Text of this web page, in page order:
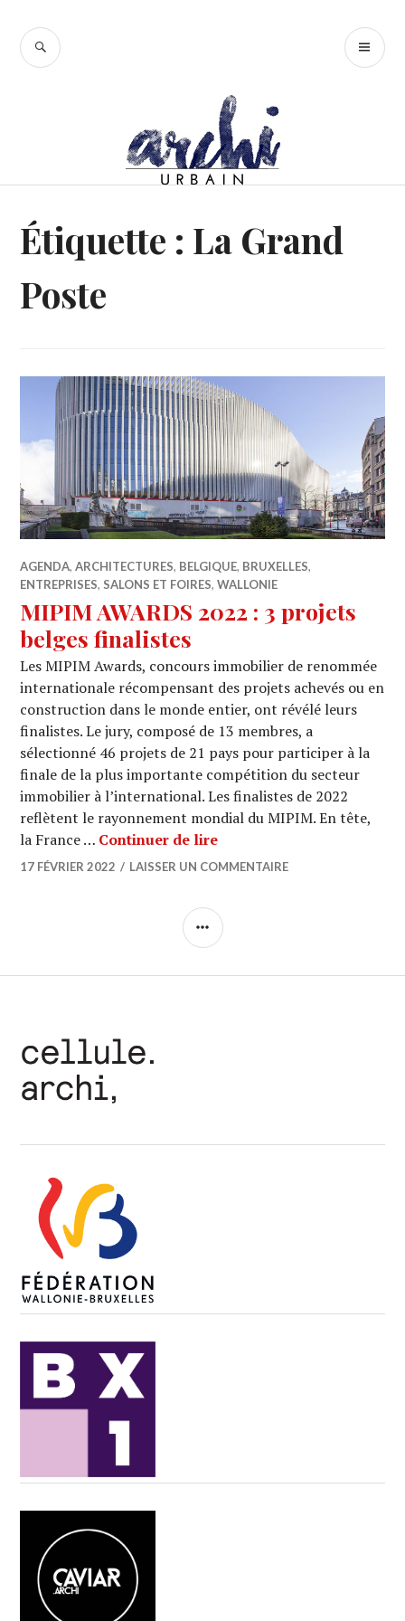
contenu
RECHERCHE
Étiquette : La Grand
Poste
AGENDA,ARCHITECTURES, BELGIQUE, BRUXELLES,
ENTREPRISES, SALONS ET FOIRES,WALLONIE
MIPIM AWARDS 2022 : 3 projets
belges finalistes
Les MIPIM Awards, concours immobilier de renommée
internationale récompensant des projets achevés ou en
construction dans le monde entier, ont révélé leurs
finalistes. Le jury, composé de 13 membres, a
sélectionné 46 projets de 21 pays pour participer à la
finale de la plus importante compétition du secteur
immobilier à l’international. Les finalistes de 2022
reflètent le rayonnement mondial du MIPIM. En tête,
la France … Continuer de lireMIPIM AWARDS 2022 : 3
17 FÉVRIER 2022 LAISSER UN COMMENTAIRE
COLONNE